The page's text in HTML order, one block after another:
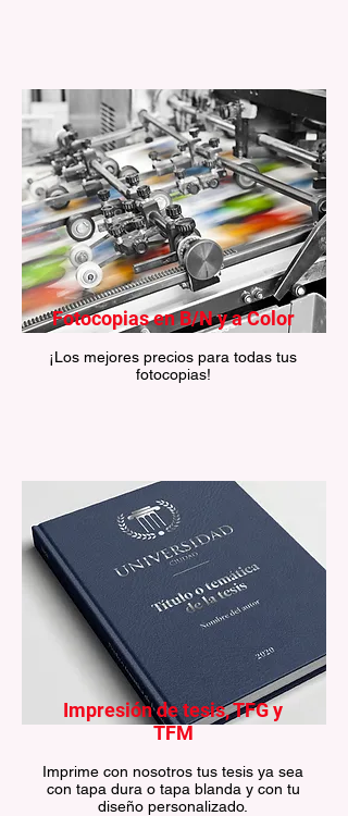
Fotocopias en B/N y a Color
¡Los mejores precios para todas tus
fotocopias!
Impresión de tesis, TFG y
TFM
Imprime con nosotros tus tesis ya sea
con tapa dura o tapa blanda y con tu
diseño personalizado.